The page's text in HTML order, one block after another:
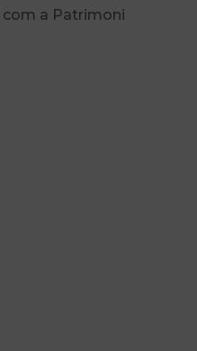
com a Patrimoni